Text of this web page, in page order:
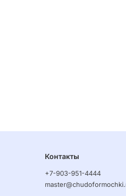
Контакты
+7-903-951-4444